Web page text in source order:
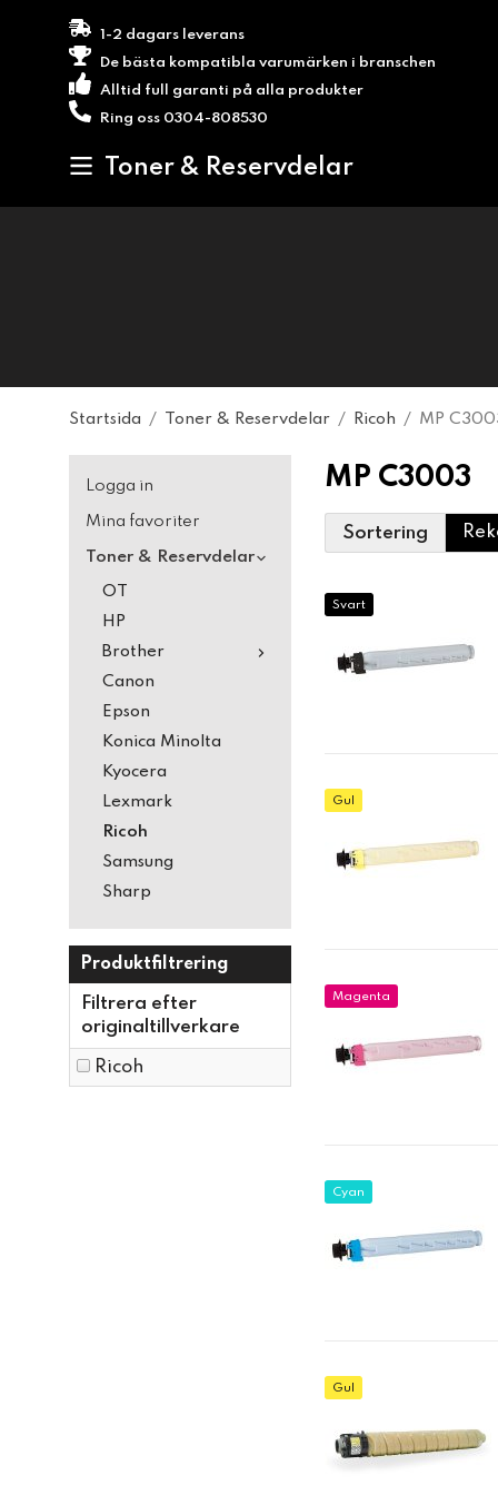
1-2 dagars leverans
De bästa kompatibla varumärken i branschen
Alltid full garanti på alla produkter
Ring oss 0304-808530
Toner & Reservdelar
Startsida / Toner & Reservdelar / Ricoh / MP
Logga in
Mina favoriter
Toner & Reservdelar
OT
HP
Brother
Canon
Epson
Konica Minolta
Kyocera
Lexmark
Ricoh
Samsung
Sharp
Produktfiltrering
Filtrera efter
originaltillverkare
Ricoh
MP C3003
Sortering
Svart
Gul
Magenta
Cyan
Gul